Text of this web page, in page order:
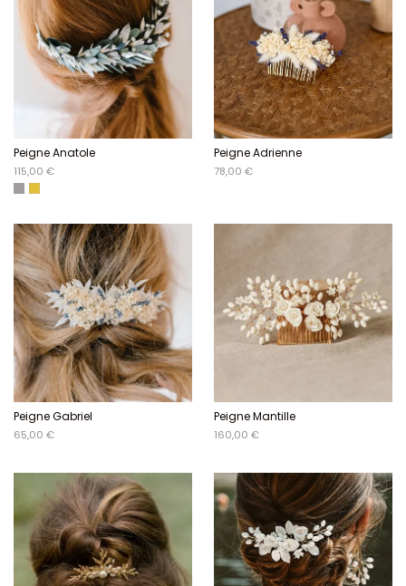
Peigne Anatole
115,00 €
Argenté
Doré
Peigne Adrienne
78,00 €
Peigne Gabriel
65,00 €
Peigne Mantille
160,00 €